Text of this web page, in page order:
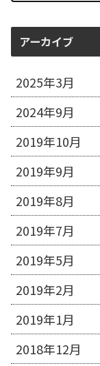
アーカイブ
2025年3月
2024年9月
2019年10月
2019年9月
2019年8月
2019年7月
2019年5月
2019年2月
2019年1月
2018年12月